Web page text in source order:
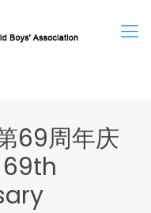
69周年庆
69th